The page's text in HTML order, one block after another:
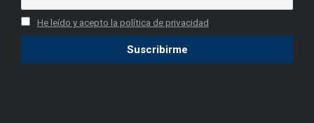
windowwindow
He leído y acepto la política de privacidad